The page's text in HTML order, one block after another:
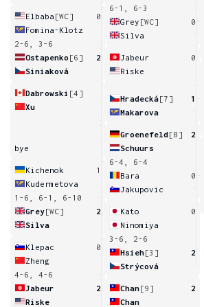
Elbaba [WC]
0
Fomina-Klotz
2-6, 3-6
Ostapenko [6]
2
Siniaková
Dabrowski [4]
Xu
bye
Kichenok
1
Kudermetova
1-6, 6-1, 6-10
Grey[WC]
2
Silva
Klepac
0
Zheng
4-6, 4-6
Jabeur
2
Riske
6-1, 6-3
Grey [WC]
0
Silva
Jabeur
0
Riske
Hradecká[7]
1
Makarova
Groenefeld[8]
2
Schuurs
6-4, 6-4
Bara
0
Jakupovic
Kato
0
Ninomiya
3-6, 2-6
Hsieh[3]
2
Strýcová
Chan[9]
2
Chan